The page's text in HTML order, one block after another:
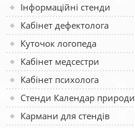
Інформаційні стенди
Кабінет дефектолога
Куточок логопеда
Кабінет медсестри
Кабінет психолога
Стенди Календар природи
Кармани для стендів